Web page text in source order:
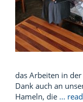
das Arbeiten in
Dank auch an
Hameln, die ...